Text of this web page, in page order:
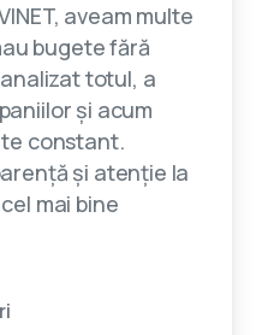
aveam multe
bugete fără
totul, a
și acum
constant.
și atenție la
mai bine